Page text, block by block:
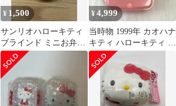
¥ 1,500
サンリオハローキティ
ブラインド ミニお弁当
箱小物入れ 2個セット
¥4,999
当時物 1999年 カオハナ
キティ ハローキティ サ
ンリオ 弁当箱 タッパー